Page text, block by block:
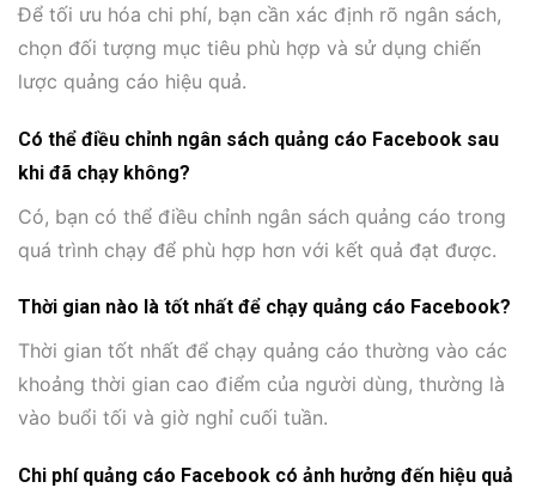
Để tối ưu hóa chi phí, bạn cần xác định rõ ngân sách,
chọn đối tượng mục tiêu phù hợp và sử dụng chiến
lược quảng cáo hiệu quả.
Có thể điều chỉnh ngân sách quảng cáo Facebook sau
khi đã chạy không?
Có, bạn có thể điều chỉnh ngân sách quảng cáo trong
quá trình chạy để phù hợp hơn với kết quả đạt được.
Thời gian nào là tốt nhất để chạy quảng cáo Facebook?
Thời gian tốt nhất để chạy quảng cáo thường vào các
khoảng thời gian cao điểm của người dùng, thường là
vào buổi tối và giờ nghỉ cuối tuần.
Chi phí quảng cáo Facebook có ảnh hưởng đến hiệu quả